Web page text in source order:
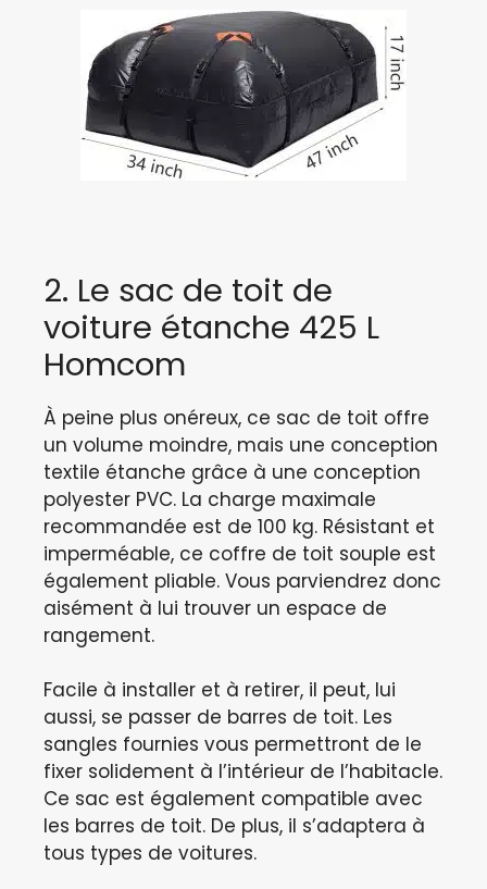
2. Le sac de toit de
voiture étanche 425 L
Homcom
À peine plus onéreux, ce sac de toit offre
un volume moindre, mais une conception
textile étanche grâce à une conception
polyester PVC. La charge maximale
recommandée est de 100 kg. Résistant et
imperméable, ce coffre de toit souple est
également pliable. Vous parviendrez donc
aisément à lui trouver un espace de
rangement.
Facile à installer et à retirer, il peut, lui
aussi, se passer de barres de toit. Les
sangles fournies vous permettront de le
fixer solidement à l’intérieur de l’habitacle.
Ce sac est également compatible avec
les barres de toit. De plus, il s’adaptera à
tous types de voitures.